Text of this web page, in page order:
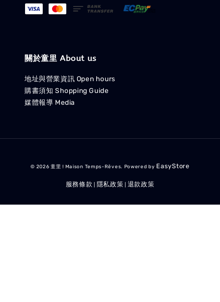
關於童里 About us
地址與營業資訊 Open hours
購書須知 Shopping Guide
媒體報導 Media
© 2026 童里 ! Maison Temps-Rêves. Powered by EasyStore
服務條款 隱私政策 退款政策